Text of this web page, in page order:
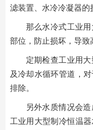
滤装置、水冷冷凝器的
那么水冷式工业
部位，防止损坏，导致
定期检查工业用
及冷却水循环管道，
排除。
另外水质情况会
工业用大型制冷恒温